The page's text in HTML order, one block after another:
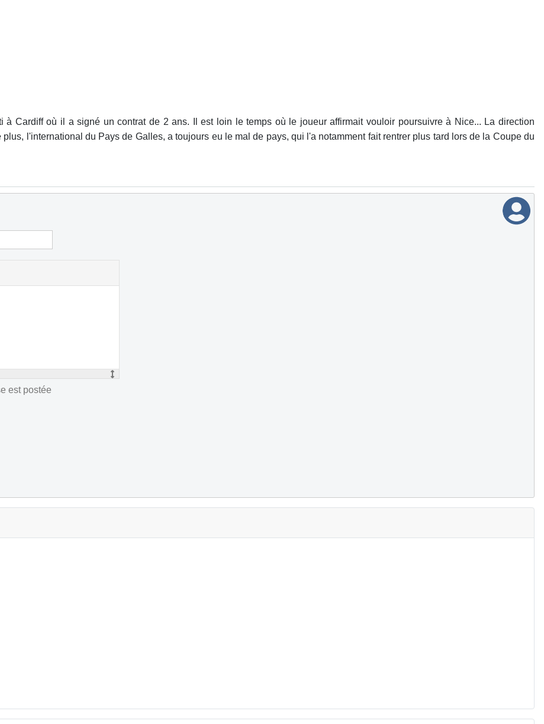
à Cardiff où il a signé un contrat de 2 ans. Il est loin le temps où le joueur affirmait vouloir poursuivre à Nice... La direction
l'international du Pays de Galles, a toujours eu le mal de pays, qui l'a notamment fait rentrer plus tard lors de la Coupe du
est postée